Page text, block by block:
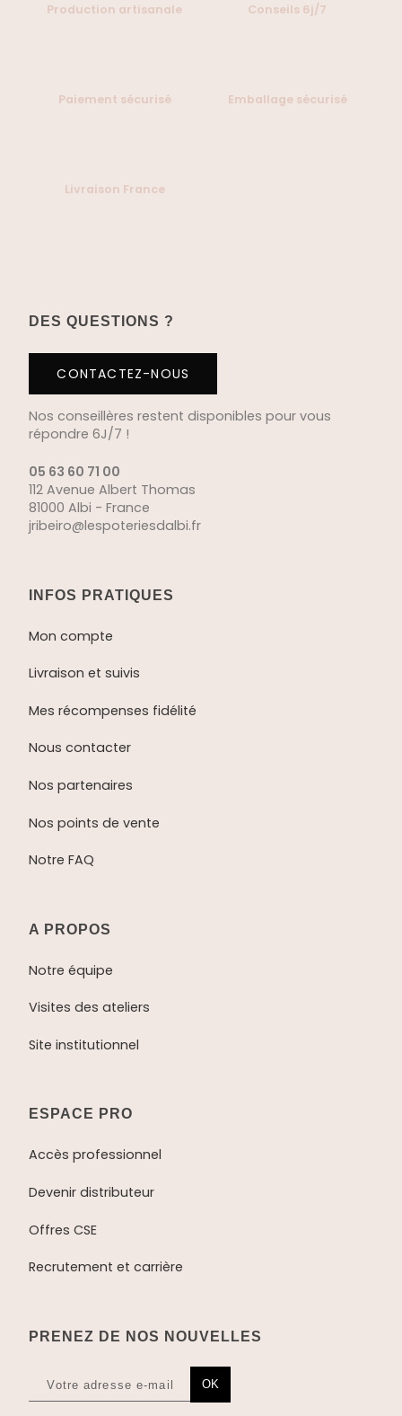
Production artisanale Conseils 6j/7
Paiement sécurisé Emballage sécurisé
Livraison France
DES QUESTIONS ?
CONTACTEZ-NOUS
Nos conseillères restent disponibles pour vous
répondre 6J/7 !
05 63 60 71 00
112 Avenue Albert Thomas
81000 Albi - France
jribeiro@lespoteriesdalbi.fr
INFOS PRATIQUES
Mon compte
Livraison et suivis
Mes récompenses fidélité
Nous contacter
Nos partenaires
Nos points de vente
Notre FAQ
A PROPOS
Notre équipe
Visites des ateliers
Site institutionnel
ESPACE PRO
Accès professionnel
Devenir distributeur
Offres CSE
Recrutement et carrière
PRENEZ DE NOS NOUVELLES
OK